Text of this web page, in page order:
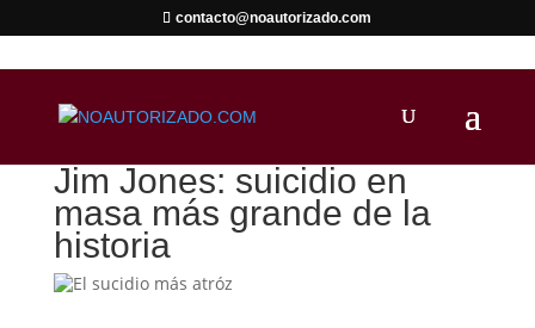
contacto@noautorizado.com
Jim Jones: suicidio en
masa más grande de la
historia